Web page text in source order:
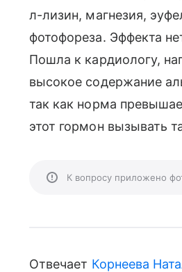
л-лизин, магнезия,
фотофореза. Эффекта
Пошла к кардиологу,
высокое содержание
так как норма
этот гормон вызывать
К вопросу приложено
Отвечает Корнеева